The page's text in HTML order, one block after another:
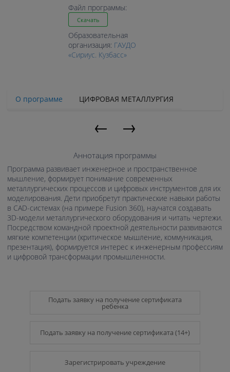
Файл программы:
Скачать
Образовательная
организация: ГАУДО
«Сириус. Кузбасс»
О программе ЦИФРОВАЯ МЕТАЛЛУРГИЯ
← →
Аннотация программы
Программа развивает инженерное и пространственное
мышление, формирует понимание современных
металлургических процессов и цифровых инструментов для их
моделирования. Дети приобретут практические навыки работы
в CAD-системах (на примере Fusion 360), научатся создавать
3D-модели металлургического оборудования и читать чертежи.
Посредством командной проектной деятельности развиваются
мягкие компетенции (критическое мышление, коммуникация,
презентация), формируется интерес к инженерным профессиям
и цифровой трансформации промышленности.
Подать заявку на получение сертификата
ребенка
Подать заявку на получение сертификата (14+)
Зарегистрировать учреждение